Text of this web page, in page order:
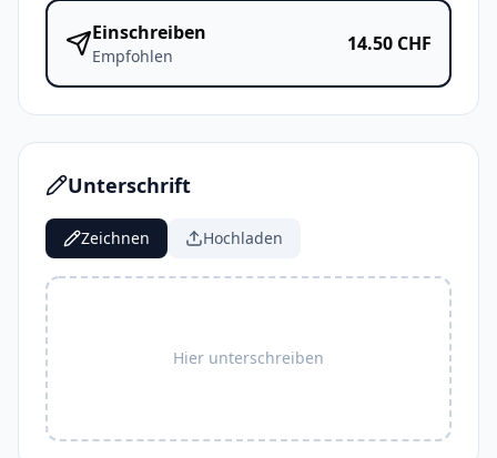
Einschreiben
Empfohlen
14.50 CHF
Unterschrift
Zeichnen Hochladen
Hier unterschreiben